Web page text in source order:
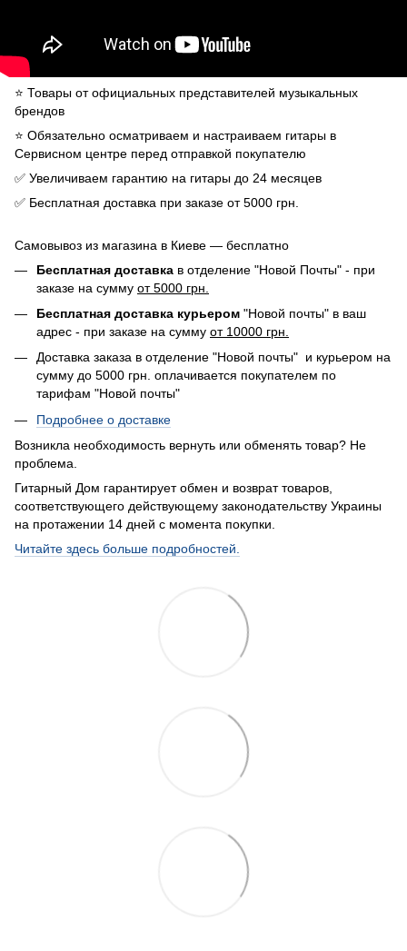
⭐️ Товары от официальных представителей музыкальных
брендов
⭐️ Обязательно осматриваем и настраиваем гитары в
Сервисном центре перед отправкой покупателю
✅ Увеличиваем гарантию на гитары до 24 месяцев
✅ Бесплатная доставка при заказе от 5000 грн.
Самовывоз из магазина в Киеве — бесплатно
Бесплатная доставка в отделение "Новой Почты" - при
заказе на сумму от 5000 грн.
Бесплатная доставка курьером "Новой почты" в ваш
адрес - при заказе на сумму от 10000 грн.
Доставка заказа в отделение "Новой почты" и курьером на
сумму до 5000 грн. оплачивается покупателем по
тарифам "Новой почты"
Подробнее о доставке
Возникла необходимость вернуть или обменять товар? Не
проблема.
Гитарный Дом гарантирует обмен и возврат товаров,
соответствующего действующему законодательству Украины
на протажении 14 дней с момента покупки.
Читайте здесь больше подробностей.